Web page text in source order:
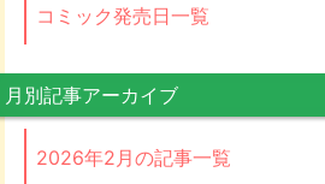
コミック発売日一覧
月別記事アーカイブ
2026年2月の記事一覧